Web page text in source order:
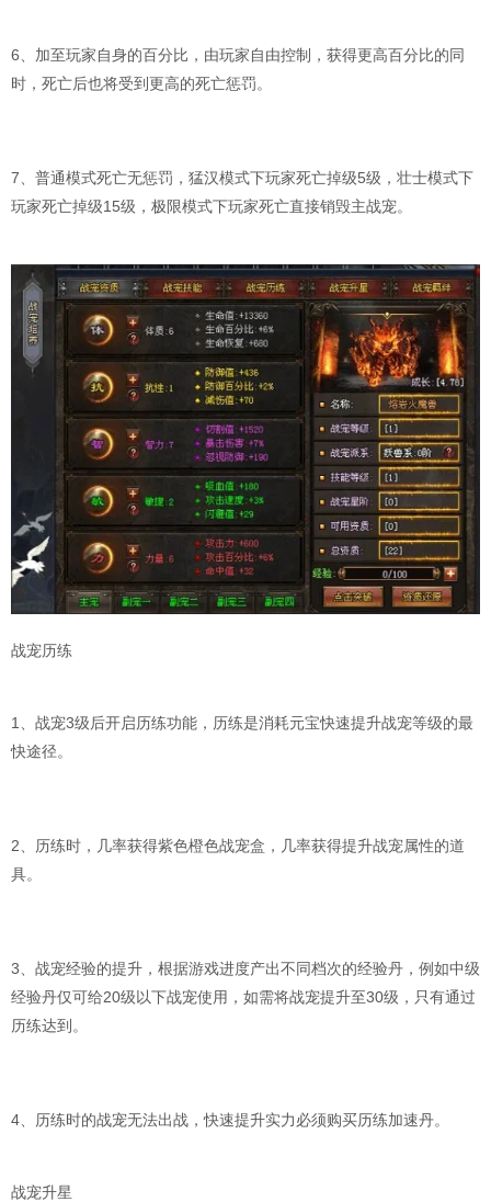
6、加至玩家自身的百分比，由玩家自由控制，获得更高百分比的同
时，死亡后也将受到更高的死亡惩罚。
7、普通模式死亡无惩罚，猛汉模式下玩家死亡掉级5级，壮士模式下
玩家死亡掉级15级，极限模式下玩家死亡直接销毁主战宠。
战宠历练
1、战宠3级后开启历练功能，历练是消耗元宝快速提升战宠等级的最
快途径。
2、历练时，几率获得紫色橙色战宠盒，几率获得提升战宠属性的道
具。
3、战宠经验的提升，根据游戏进度产出不同档次的经验丹，例如中级
经验丹仅可给20级以下战宠使用，如需将战宠提升至30级，只有通过
历练达到。
4、历练时的战宠无法出战，快速提升实力必须购买历练加速丹。
战宠升星